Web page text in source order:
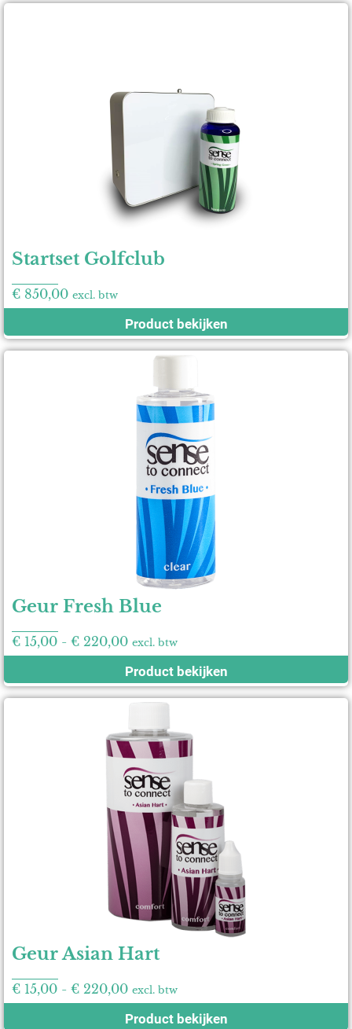
Startset Golfclub
€ 850,00 excl. btw
Product bekijken
Geur Fresh Blue
€ 15,00 - € 220,00 excl. btw
Product bekijken
Geur Asian Hart
€ 15,00 - € 220,00 excl. btw
Product bekijken